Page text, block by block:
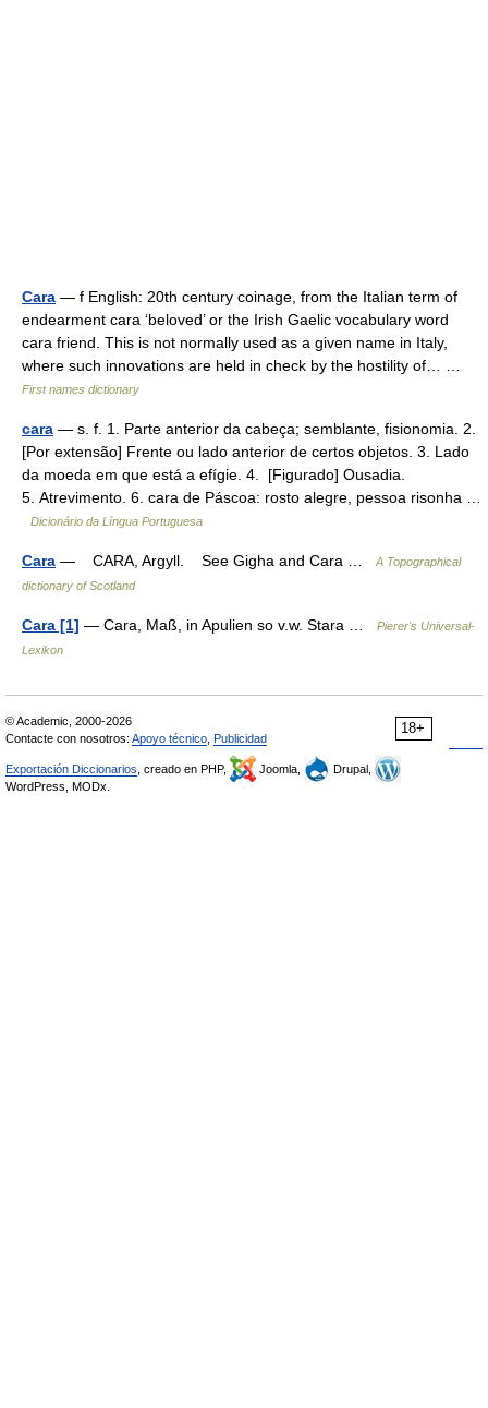
Cara — f English: 20th century coinage, from the Italian term of
endearment cara ‘beloved’ or the Irish Gaelic vocabulary word
cara friend. This is not normally used as a given name in Italy,
where such innovations are held in check by the hostility of… …
First names dictionary
cara — s. f. 1. Parte anterior da cabeça; semblante, fisionomia. 2.
[Por extensão] Frente ou lado anterior de certos objetos. 3. Lado
da moeda em que está a efígie. 4. [Figurado] Ousadia.
5. Atrevimento. 6. cara de Páscoa: rosto alegre, pessoa risonha …
Dicionário da Língua Portuguesa
Cara — CARA, Argyll. See Gigha and Cara …
A Topographical
dictionary of Scotland
Cara [1] — Cara, Maß, in Apulien so v.w. Stara …
Pierer's Universal-
Lexikon
18+
© Academic, 2000-2026
Contacte con nosotros: Apoyo técnico Publicidad
Exportación Diccionarios , creado en PHP, Joomla,
Drupal,
WordPress, MODx.